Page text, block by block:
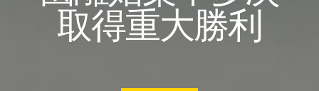
取得重大勝利